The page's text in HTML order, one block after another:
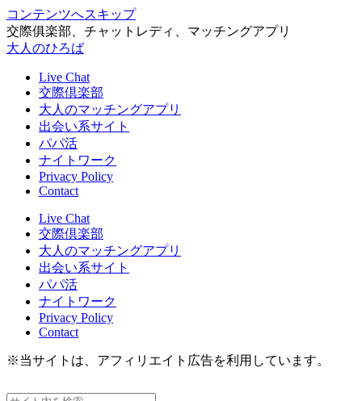
コンテンツへスキップ
交際俱楽部、チャットレディ、マッチングアプリ
大人のひろば
Live Chat
交際倶楽部
大人のマッチングアプリ
出会い系サイト
パパ活
ナイトワーク
Privacy Policy
Contact
Live Chat
交際倶楽部
大人のマッチングアプリ
出会い系サイト
パパ活
ナイトワーク
Privacy Policy
Contact
※当サイトは、アフィリエイト広告を利用しています。